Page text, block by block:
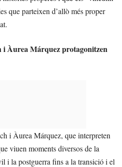
que parteixen d’allò més proper
Àurea Márquez protagonitzen
i Àurea Márquez, que interpreten
viuen moments diversos de la
i la postguerra fins a la transició i el